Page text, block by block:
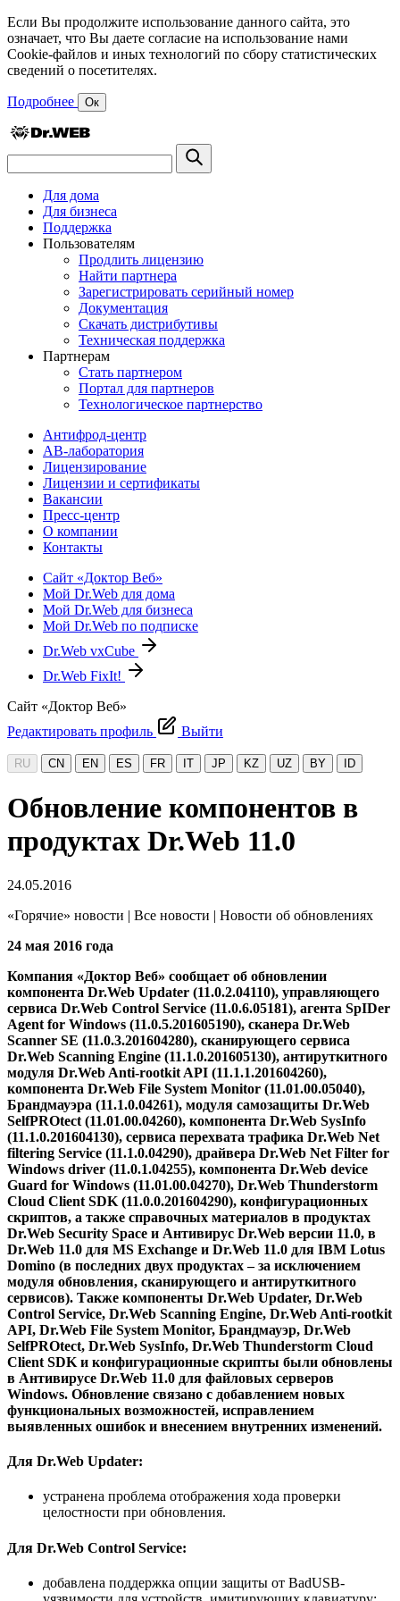
Если Вы продолжите использование данного сайта, это
означает, что Вы даете согласие на использование нами
Cookie-файлов и иных технологий по сбору статистических
сведений о посетителях.
Подробнее Ок
Для дома
Для бизнеса
Поддержка
Пользователям
Продлить лицензию
Найти партнера
Зарегистрировать серийный номер
Документация
Скачать дистрибутивы
Техническая поддержка
Партнерам
Стать партнером
Портал для партнеров
Технологическое партнерство
Антифрод-центр
АВ-лаборатория
Лицензирование
Лицензии и сертификаты
Вакансии
Пресс-центр
О компании
Контакты
Сайт «Доктор Веб»
Мой Dr.Web для дома
Мой Dr.Web для бизнеса
Мой Dr.Web по подписке
Dr.Web vxCube
Dr.Web FixIt!
Сайт «Доктор Веб»
Редактировать профиль
Выйти
RU CN EN ES FR IT JP KZ UZ BY ID
Обновление компонентов в
продуктах Dr.Web 11.0
24.05.2016
«Горячие» новости | Все новости | Новости об обновлениях
24 мая 2016 года
Компания «Доктор Веб» сообщает об обновлении
компонента Dr.Web Updater (11.0.2.04110), управляющего
сервиса Dr.Web Control Service (11.0.6.05181), агента SpIDer
Agent for Windows (11.0.5.201605190), сканера Dr.Web
Scanner SE (11.0.3.201604280), сканирующего сервиса
Dr.Web Scanning Engine (11.1.0.201605130), антируткитного
модуля Dr.Web Anti-rootkit API (11.1.1.201604260),
компонента Dr.Web File System Monitor (11.01.00.05040),
Брандмауэра (11.1.0.04261), модуля самозащиты Dr.Web
SelfPROtect (11.01.00.04260), компонента Dr.Web SysInfo
(11.1.0.201604130), сервиса перехвата трафика Dr.Web Net
filtering Service (11.1.0.04290), драйвера Dr.Web Net Filter for
Windows driver (11.0.1.04255), компонента Dr.Web device
Guard for Windows (11.01.00.04270), Dr.Web Thunderstorm
Cloud Client SDK (11.0.0.201604290), конфигурационных
скриптов, а также справочных материалов в продуктах
Dr.Web Security Space и Антивирус Dr.Web версии 11.0, в
Dr.Web 11.0 для MS Exchange и Dr.Web 11.0 для IBM Lotus
Domino (в последних двух продуктах – за исключением
модуля обновления, сканирующего и антируткитного
сервисов). Также компоненты Dr.Web Updater, Dr.Web
Control Service, Dr.Web Scanning Engine, Dr.Web Anti-rootkit
API, Dr.Web File System Monitor, Брандмауэр, Dr.Web
SelfPROtect, Dr.Web SysInfo, Dr.Web Thunderstorm Cloud
Client SDK и конфигурационные скрипты были обновлены
в Антивирусе Dr.Web 11.0 для файловых серверов
Windows. Обновление связано с добавлением новых
функциональных возможностей, исправлением
выявленных ошибок и внесением внутренних изменений.
Для Dr.Web Updater:
устранена проблема отображения хода проверки
целостности при обновления.
Для Dr.Web Control Service:
добавлена поддержка опции защиты от BadUSB-